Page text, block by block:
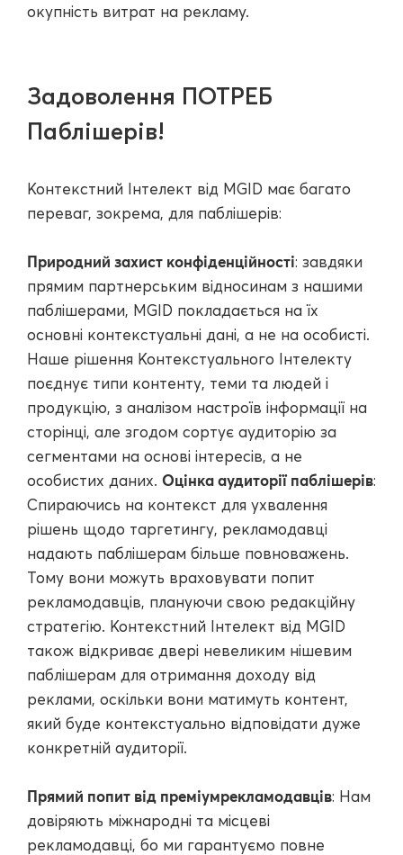
окупність витрат на рекламу.
Задоволення ПОТРЕБ
Паблішерів!
Контекстний Інтелект від MGID має багато
переваг, зокрема, для паблішерів:
Природний захист конфіденційності: завдяки
прямим партнерським відносинам з нашими
паблішерами, MGID покладається на їх
основні контекстуальні дані, а не на особисті.
Наше рішення Контекстуального Інтелекту
поєднує типи контенту, теми та людей і
продукцію, з аналізом настроїв інформації на
сторінці, але згодом сортує аудиторію за
сегментами на основі інтересів, а не
особистих даних. Оцінка аудиторії паблішерів:
Спираючись на контекст для ухвалення
рішень щодо таргетингу, рекламодавці
надають паблішерам більше повноважень.
Тому вони можуть враховувати попит
рекламодавців, плануючи свою редакційну
стратегію. Контекстний Інтелект від MGID
також відкриває двері невеликим нішевим
паблішерам для отримання доходу від
реклами, оскільки вони матимуть контент,
який буде контекстуально відповідати дуже
конкретній аудиторії.
Прямий попит від преміумрекламодавців: Нам
довіряють міжнародні та місцеві
рекламодавці, бо ми гарантуємо повне